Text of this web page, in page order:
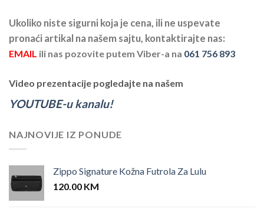
Ukoliko niste sigurni koja je cena, ili ne uspevate
pronaći artikal na našem sajtu, kontaktirajte nas:
EMAIL ili nas pozovite putem Viber-a na 061 756 893
Video prezentacije pogledajte na našem
YOUTUBE-u kanalu!
NAJNOVIJE IZ PONUDE
Zippo Signature Kožna Futrola Za Lulu
120.00 KM